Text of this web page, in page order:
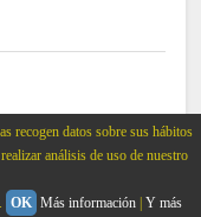
recogen datos sobre sus hábitos
análisis de uso de nuestro
OK Más información Y más